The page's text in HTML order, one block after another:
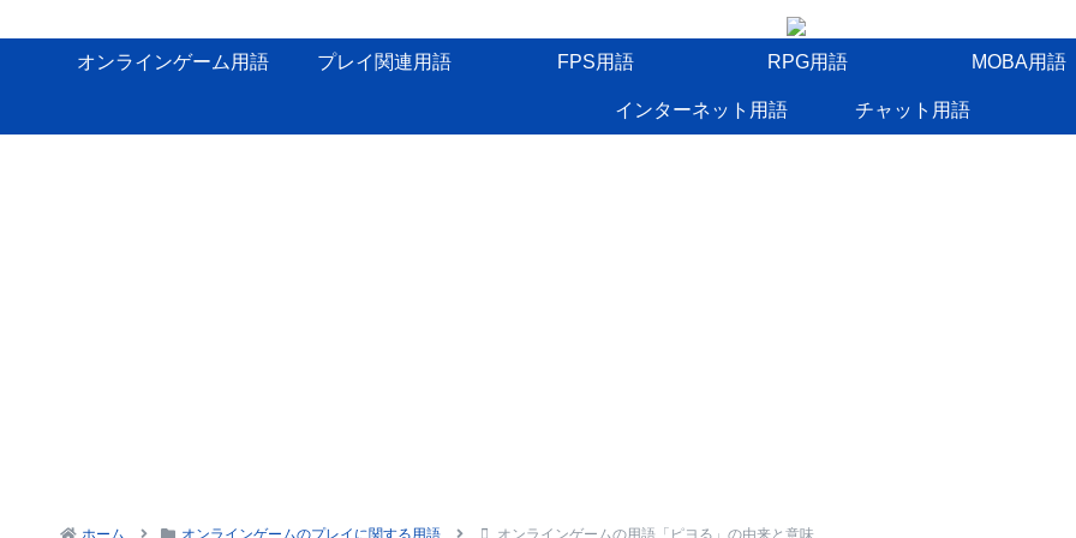
オンラインゲーム用語 プレイ関連用語 FPS用語 RPG用語 MOBA用語
インターネット用語 チャット用語
ホーム オンラインゲームのプレイに関する用語 オンラインゲームの用語「ピヨる」の由来と意味